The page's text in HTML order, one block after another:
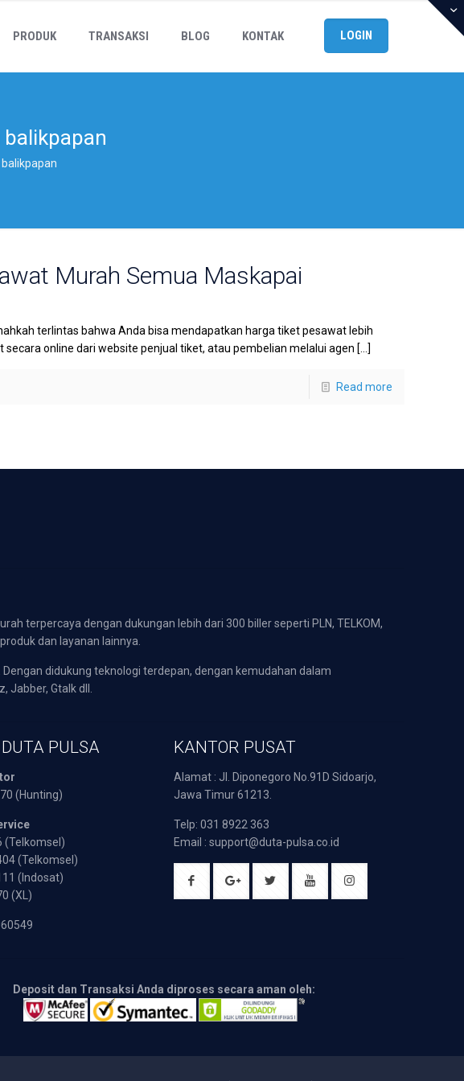
PRODUK TRANSAKSI BLOG KONTAK LOGIN
Murah Semua Maskapai
terlintas bahwa Anda bisa mendapatkan harga tiket pesawat lebih
online dari website penjual tiket, atau pembelian melalui agen […]
Read more
terpercaya dengan dukungan lebih dari 300 biller seperti PLN, TELKOM,
dan layanan lainnya.
didukung teknologi terdepan, dengan kemudahan dalam
Gtalk dll.
PULSA
(Hunting)
(Telkomsel)
(Telkomsel)
(Indosat)
(XL)
KANTOR PUSAT
Alamat : Jl. Diponegoro No.91D Sidoarjo,
Jawa Timur 61213.
Telp: 031 8922 363
Email : support@duta-pulsa.co.id
Deposit dan Transaksi Anda diproses secara aman oleh: